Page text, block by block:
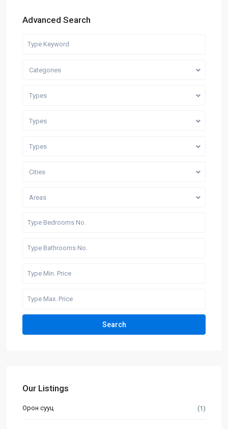
Advanced Search
Categories
Types
Types
Types
Cities
Areas
Search
Our Listings
Орон сууц (1)